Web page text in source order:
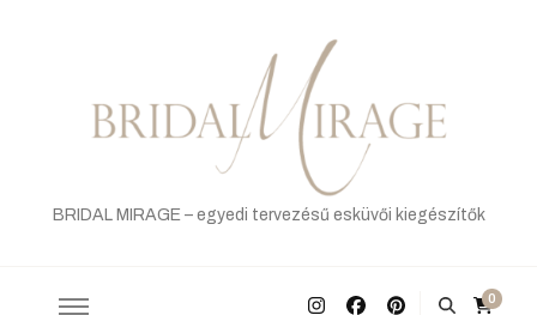
BRIDAL MIRAGE – egyedi tervezésű esküvői kiegészítők
0